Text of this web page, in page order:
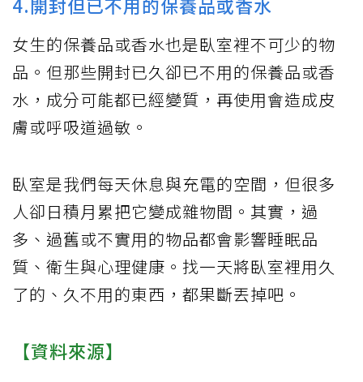
4.開封但已不用的保養品或香水
女生的保養品或香水也是臥室裡不可少的物
品。但那些開封已久卻已不用的保養品或香
水，成分可能都已經變質，再使用會造成皮
膚或呼吸道過敏。
臥室是我們每天休息與充電的空間，但很多
人卻日積月累把它變成雜物間。其實，過
多、過舊或不實用的物品都會影響睡眠品
質、衛生與心理健康。找一天將臥室裡用久
了的、久不用的東西，都果斷丟掉吧。
【資料來源】